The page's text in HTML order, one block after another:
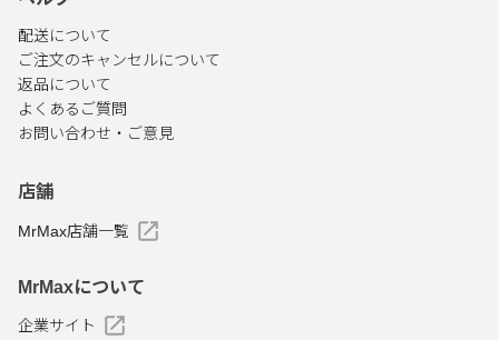
配送について
ご注文のキャンセルについて
返品について
よくあるご質問
お問い合わせ・ご意見
店舗
MrMax店舗一覧
MrMaxについて
企業サイト